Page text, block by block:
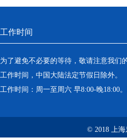
工作时间
为了避免不必要的等待，敬请注意我们
工作时间，中国大陆法定节假日除外。
工作时间：周一至周六 早8:00-晚18:00
© 2018 上